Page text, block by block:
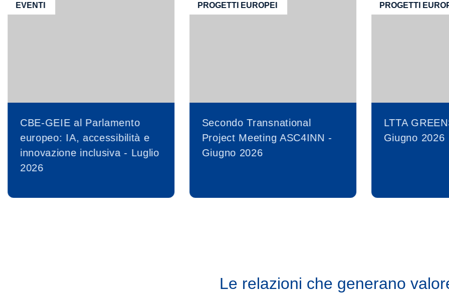
EVENTI
CBE-GEIE al Parlamento
europeo: IA, accessibilità e
innovazione inclusiva - Luglio
2026
PROGETTI EUROPEI
Secondo Transnational
Project Meeting ASC4INN -
Giugno 2026
PROGETTI
LTTA
Giugno 2026
Le relazioni che generano